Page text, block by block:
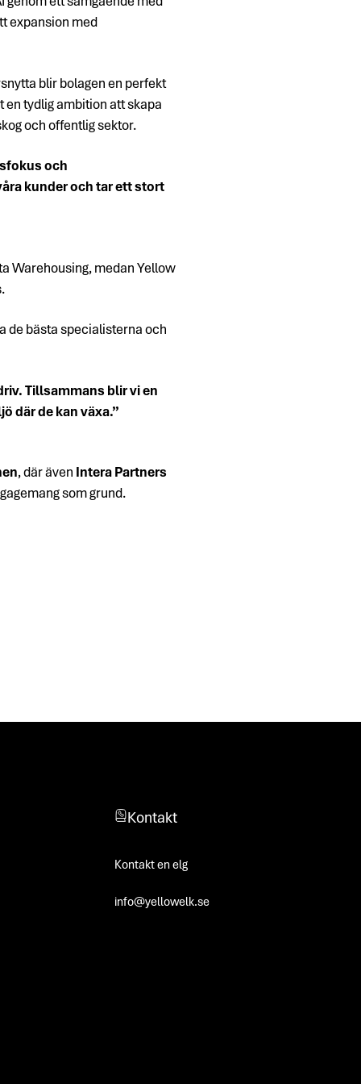
expansion med
blir bolagen en perfekt
tydlig ambition att skapa
och offentlig sektor.
och
kunder och tar ett stort
Warehousing, medan Yellow
de bästa specialisterna och
Tillsammans blir vi en
där de kan växa.”
, där även Intera Partners
som grund.
Kontakt
Kontakt en elg
info@yellowelk.se